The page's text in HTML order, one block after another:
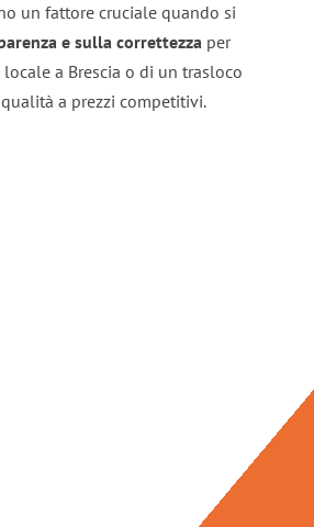
un fattore cruciale quando si
e sulla correttezza per
a Brescia o di un trasloco
a prezzi competitivi.